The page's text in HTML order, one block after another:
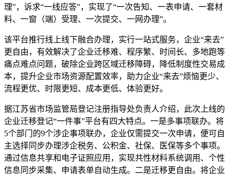
理”，诉求“一线应答”，实现了“一次告知、一表申请、一套材
料、一窗（端）受理、一次提交、一网办理”。
该平台推行线上线下融合办理，实行一站式服务，企业“来去”
更自由，有效解决了企业迁移难、程序繁、时间长、多地跑等
痛点难点问题，破除企业跨区域迁移障碍，降低制度性交易成
本，提升企业市场资源配置效率，助力企业“来去”烦恼更少、
流程更优、时限更短、成本更低、体验更好。
据江苏省市场监管局登记注册指导处负责人介绍，此次上线的
企业迁移登记“一件事”平台有四大特点。一是多事项联办。将
5个部门的9个涉企事项联办，企业仅需提交一次申请，便可自
主选择同步办理涉企税务、公积金、社保、医保等多个事项。
通过信息共享和电子证照应用，实现共性材料系统调用、个性
信息同步采集、申请表单自动生成。二是迁移更自由。将企业